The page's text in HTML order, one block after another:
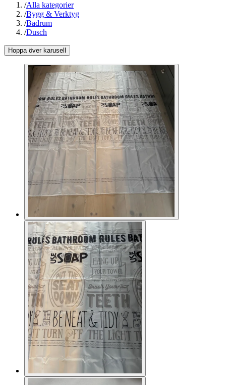
/Alla kategorier
/Bygg & Verktyg
/Badrum
/Dusch
Hoppa över karusell